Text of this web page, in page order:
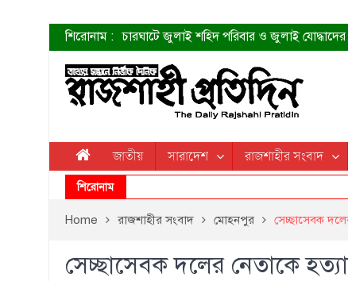
শিরোনাম : চারঘাটে জুলাই শহিদ পরিবার ও জুলাই যোদ্ধাদের
শহীদদের প্রত্যাশা এখনো পূরণ হয়নি: ডা.
ত্বক ভালো রাখতে যে ৫ কাজ করবেন
জুলাই স্মৃতি জাদুঘরের দুয়ার খুলেছে উদ্বোধন করলেন
শাহরুখের নতুন সিনেমার লুক
কোয়ার্টার ফাইনালে নেইমারের দুর্দান্ত অ্যাসিস্টে
ডেনিস লিয়ামিন রাশিয়ার ড্রোন বাহিনীর প্রধান হলেন
জুলাই শহিদদের আত্মত্যাগ জাতি চিরকাল শ্রদ্ধার
জাতীয় সারাদেশ রাজশাহীর সংবাদ
শিরোনাম
Home রাজশাহীর সংবাদ মোহনপুর সেচ্ছাসেবক
সেচ্ছাসেবক দলের নেতাকে